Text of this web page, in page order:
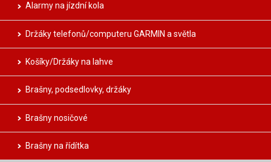
Alarmy na jízdní kola
Držáky telefonů/computeru GARMIN a světla
Košíky/Držáky na lahve
Brašny, podsedlovky, držáky
Brašny nosičové
Brašny na řídítka